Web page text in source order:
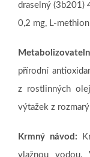
draselný (3b201)
0,2 mg, L-
přírodní
z rostlinných
výtažek z
Krmný návod:
vlažnou vodou.